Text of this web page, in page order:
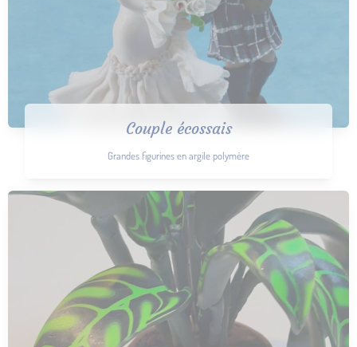
Couple écossais
Grandes figurines en argile polymère